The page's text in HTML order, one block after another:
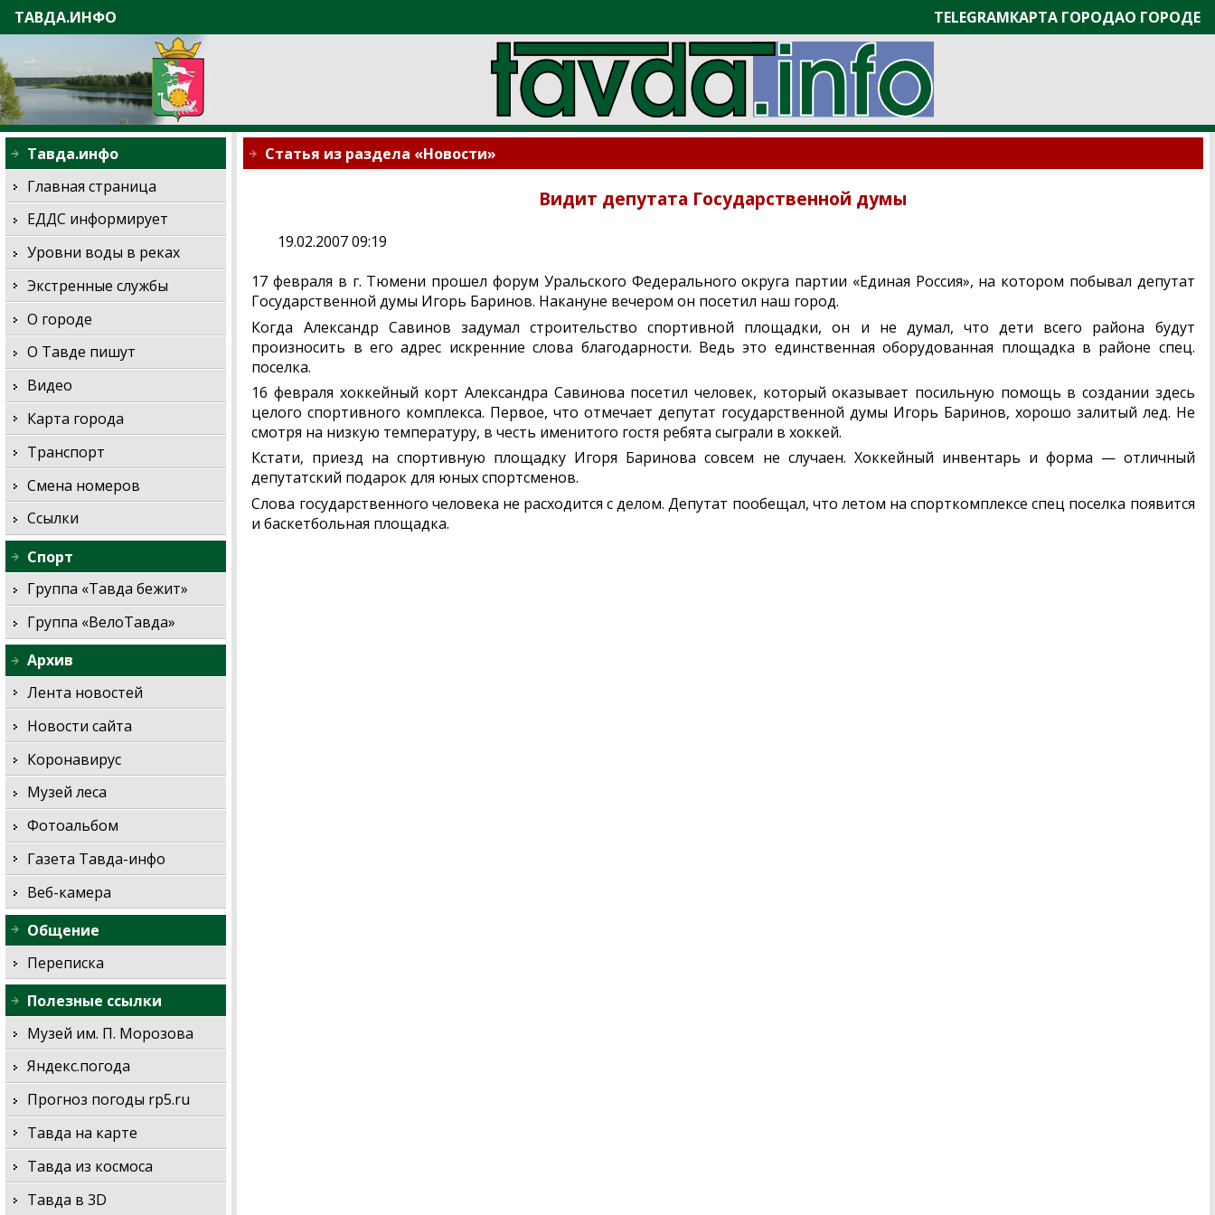
ТАВДА.ИНФО TELEGRAMКАРТА ГОРОДАО ГОРОДЕ
Статья из раздела «Новости»
Видит депутата Государственной думы
19.02.2007 09:19
17 февраля в г. Тюмени прошел форум Уральского Федерального округа партии «Единая Россия», на котором побывал депутат
Государственной думы Игорь Баринов. Накануне вечером он посетил наш город.
Когда Александр Савинов задумал строительство спортивной площадки, он и не думал, что дети всего района будут
произносить в его адрес искренние слова благодарности. Ведь это единственная оборудованная площадка в районе спец.
поселка.
16 февраля хоккейный корт Александра Савинова посетил человек, который оказывает посильную помощь в создании здесь
целого спортивного комплекса. Первое, что отмечает депутат государственной думы Игорь Баринов, хорошо залитый лед. Не
смотря на низкую температуру, в честь именитого гостя ребята сыграли в хоккей.
Кстати, приезд на спортивную площадку Игоря Баринова совсем не случаен. Хоккейный инвентарь и форма — отличный
депутатский подарок для юных спортсменов.
Слова государственного человека не расходится с делом. Депутат пообещал, что летом на спорткомплексе спец поселка появится
и баскетбольная площадка.
Тавда.инфо
Главная страница
ЕДДС информирует
Уровни воды в реках
Экстренные службы
О городе
О Тавде пишут
Видео
Карта города
Транспорт
Смена номеров
Ссылки
Спорт
Группа «Тавда бежит»
Группа «ВелоТавда»
Архив
Лента новостей
Новости сайта
Коронавирус
Музей леса
Фотоальбом
Газета Тавда-инфо
Веб-камера
Общение
Переписка
Полезные ссылки
Музей им. П. Морозова
Яндекс.погода
Прогноз погоды rp5.ru
Тавда на карте
Тавда из космоса
Тавда в 3D